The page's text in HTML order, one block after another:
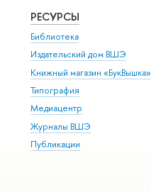
РЕСУРСЫ
Библиотека
Издательский дом ВШЭ
Книжный магазин «БукВышка»
Типография
Медиацентр
Журналы ВШЭ
Публикации